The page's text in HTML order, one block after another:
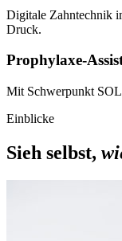
Digitale Zahntechnik
Druck.
Prophylaxe-
Mit Schwerpunkt
Einblicke
Sieh selbst,